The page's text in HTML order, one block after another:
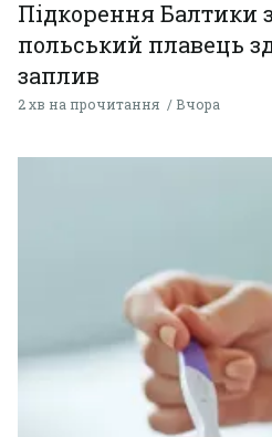
Підкорення Балтики
польський плавець
заплив
2 хв на прочитання Вчора